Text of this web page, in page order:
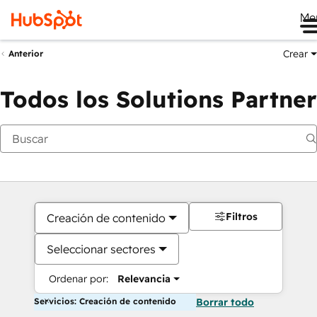
Anterior Crear
Todos los Solutions Partner
Creación de contenido
Seleccionar sectores
Ordenar por: Relevancia
Filtros
Servicios: Creación de contenido Borrar todo